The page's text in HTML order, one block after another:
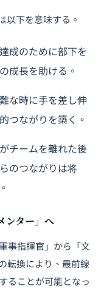
以下を意味する。
成のために部下を
成長を助ける。
な時に手を差し伸
つながりを築く。
チームを離れた後
のつながりは将
ンター」へ
事指揮官」から「文
転換により、最前線
ることが可能となっ